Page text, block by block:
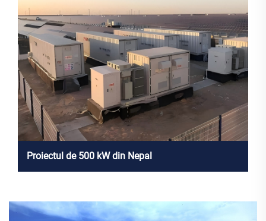
Proiectul de 500 kW din Nepal